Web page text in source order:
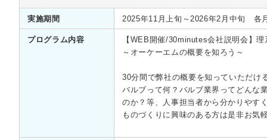
実施期間 2025年11月上旬～2026年2月中旬 各
プログラム内容
【WEB開催/30minutes会社説明会】理
～オーケーエムの概要を知ろう～
30分間で弊社の概要を知っていただけ
バルブって何？バルブ業界ってどんな
のか？等、人事担当者から分かりやす
ものづくりに興味のある方は是非お気